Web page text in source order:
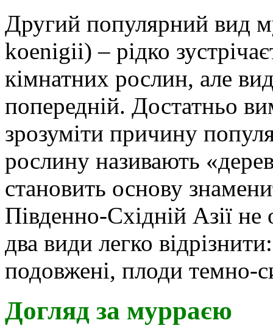
Другий популярний вид
koenigii) – рідко
кімнатних рослин, але
попередній. Достатньо
зрозуміти причину
рослину називають
становить основу
Південно-Східній Азії
два види легко
подовжені, плоди темно-
Догляд за мурраєю